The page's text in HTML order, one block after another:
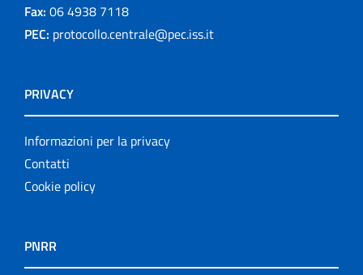
Fax: 06 4938 7118
PEC: protocollo.centrale@pec.iss.it
PRIVACY
Informazioni per la privacy
Contatti
Cookie policy
PNRR